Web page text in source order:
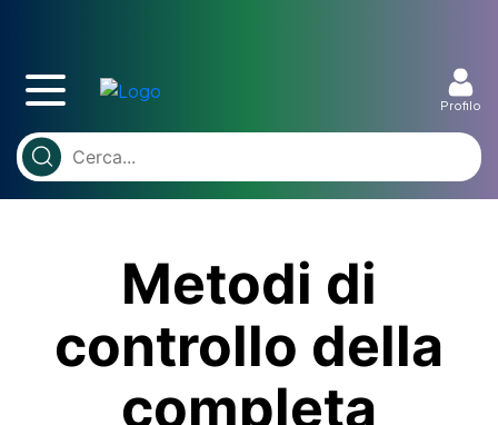
Profilo
Metodi di
controllo della
completa